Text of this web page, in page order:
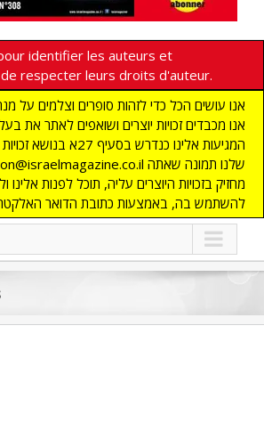
identifier les auteurs et
respecter leurs droits d'auteur.
אנו עושים הכל כדי לזהות סופרים וצלמים על
אנו מכבדים זכויות יוצרים ושואפים לאתר את
המגיעות אלינו כנדרש בסעיף
מחזיק בזכויות היוצרים עליה, תוכל לפנות
להשתמש בה, באמצעות כתובת הדואר